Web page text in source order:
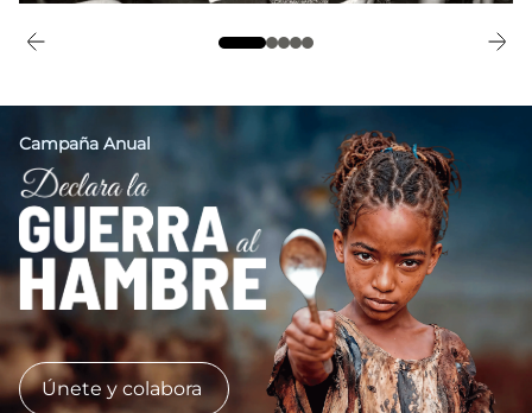
Imagen
Campaña Anual
Únete y colabora